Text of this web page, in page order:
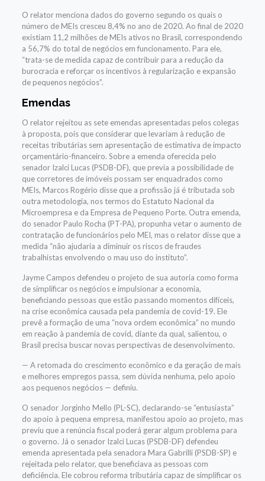
O relator menciona dados do governo segundo os quais o
número de MEIs cresceu 8,4% no ano de 2020. Ao final de 2020
existiam 11,2 milhões de MEIs ativos no Brasil, correspondendo
a 56,7% do total de negócios em funcionamento. Para ele,
“trata-se de medida capaz de contribuir para a redução da
burocracia e reforçar os incentivos à regularização e expansão
de pequenos negócios”.
Emendas
O relator rejeitou as sete emendas apresentadas pelos colegas
à proposta, pois que considerar que levariam à redução de
receitas tributárias sem apresentação deestimativa de impacto
orçamentário-financeiro. Sobre a emenda oferecida pelo
senador Izalci Lucas (PSDB-DF), que previa a possibilidade de
que corretores de imóveis possam ser enquadrados como
MEIs, Marcos Rogério disse que a profissão já é tributada sob
outra metodologia, nos termos do Estatuto Nacional da
Microempresa e da Empresa de Pequeno Porte. Outra emenda,
do senador Paulo Rocha (PT-PA), propunha vetar o aumento de
contratação de funcionários pelo MEI, mas o relator disse que a
medida “não ajudaria a diminuir os riscos de fraudes
trabalhistas envolvendo o mau uso do instituto”.
Jayme Campos defendeu o projeto de sua autoria como forma
de simplificar os negócios e impulsionar a economia,
beneficiando pessoas que estão passando momentos difíceis,
na crise econômica causada pela pandemia de covid-19. Ele
prevê a formação de uma “nova ordem econômica” no mundo
em reação à pandemia de covid, diante da qual, salientou, o
Brasil precisa buscar novas perspectivas de desenvolvimento.
— A retomada do crescimento econômico e da geração de mais
e melhores empregos passa, sem dúvida nenhuma, pelo apoio
aos pequenos negócios — definiu.
O senador Jorginho Mello (PL-SC), declarando-se “entusiasta”
do apoio à pequena empresa, manifestou apoio ao projeto, mas
previu que a renúncia fiscal poderá gerar algum problema para
o governo. Já o senador Izalci Lucas (PSDB-DF) defendeu
emenda apresentada pela senadora Mara Gabrilli (PSDB-SP) e
rejeitada pelo relator, que beneficiava as pessoas com
deficiência. Elecobrou reforma tributária capaz de simplificar os